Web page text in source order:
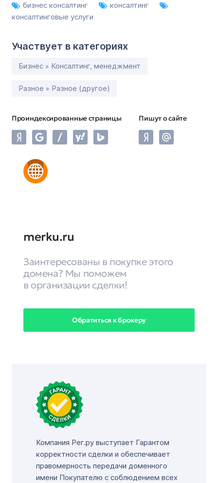
бизнес консалтинг
консалтинг
консалтинговые услуги
Участвует в категориях
Бизнес » Консалтинг, менеджмент
Разное » Разное (другое)
Проиндексированные страницы Пишут о сайте
merku.ru
Заинтересованы в покупке этого
домена? Мы поможем
в организации сделки!
Обратиться к брокеру
Компания Рег.ру выступает Гарантом
корректности сделки и обеспечивает
правомерность передачи доменного
имени Покупателю с соблюдением всех